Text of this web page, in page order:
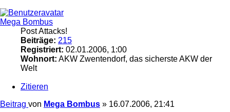
Mega Bombus
Post Attacks!
Beiträge: 215
Registriert: 02.01.2006, 1:00
Wohnort: AKW Zwentendorf, das sicherste AKW der
Welt
Zitieren
Beitrag von Mega Bombus » 16.07.2006, 21:41